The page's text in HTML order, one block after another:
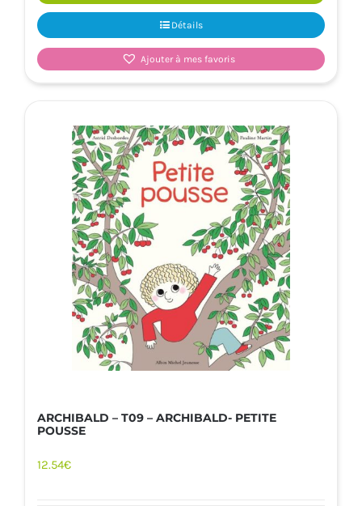
Détails
Ajouter à mes favoris
ARCHIBALD – T09 – ARCHIBALD- PETITE
POUSSE
12.54€